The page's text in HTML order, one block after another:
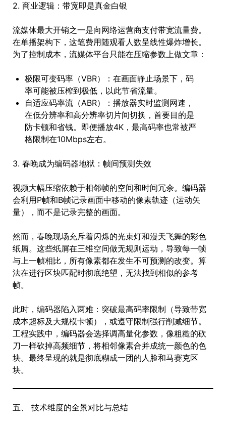
2. 商业逻辑：带宽即是真金白银
流媒体最大开销之一是向网络运营商支付带宽流量费。
在单播架构下，这笔费用随观看人数呈线性爆炸增长。
为了控制成本，流媒体平台只能在压缩参数上做文章：
极限可变码率（VBR）：在画面静止场景下，码
率可能被压榨到极低，以此节省流量。
自适应码率流（ABR）：播放器实时监测网速，
在低分辨率和高分辨率切片间切换，首要目的是
防卡顿和省钱。即便播放4K，最高码率也常被严
格限制在10Mbps左右。
3. 春晚成为编码器地狱：帧间预测失效
视频大幅压缩依赖于相邻帧的空间和时间冗余。编码器
会利用P帧和B帧记录画面中移动的像素轨迹（运动矢
量），而不是记录完整的画面。
然而，春晚现场充斥着闪烁的光束灯和漫天飞舞的彩色
纸屑。这些纸屑在三维空间做无规则运动，导致每一帧
与上一帧相比，所有像素都在发生不可预测的改变。算
法在进行区块匹配时彻底绝望，无法找到相似的参考
帧。
此时，编码器陷入两难：突破最高码率限制（导致带宽
成本超标及大规模卡顿），或遵守限制强行削减细节。
工程实践中，编码器会选择调高量化参数，像粗糙的砍
刀一样砍掉高频细节，将相邻像素合并成统一颜色的色
块。最终呈现的就是彻底糊成一团的人脸和马赛克区
块。
五、 技术维度的全景对比与总结